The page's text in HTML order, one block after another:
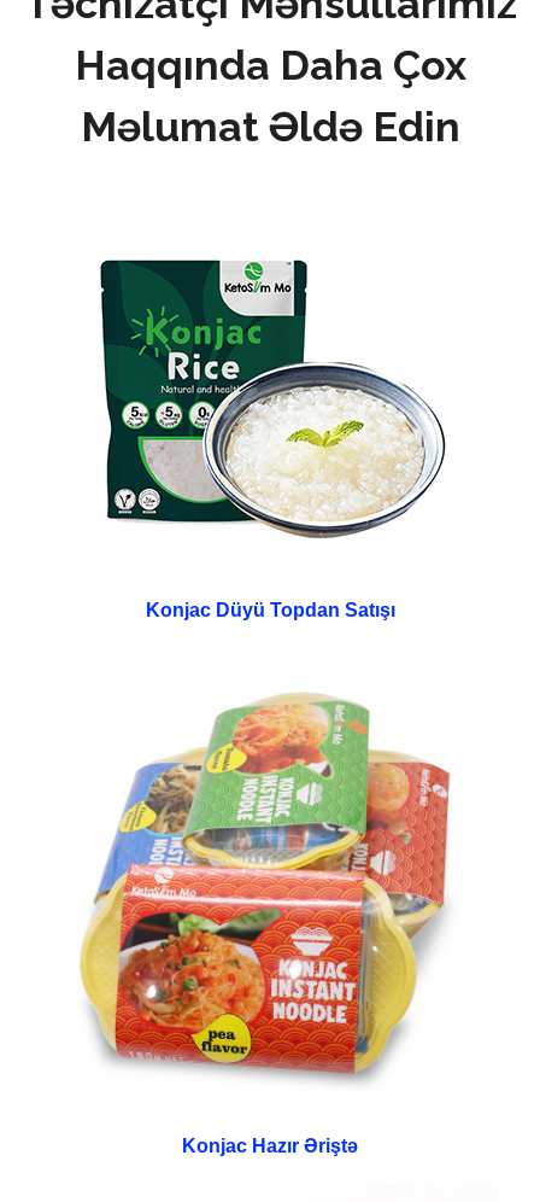
Haqqında Daha Çox
Məlumat Əldə Edin
Konjac Düyü Topdan Satışı
Konjac Hazır Əriştə